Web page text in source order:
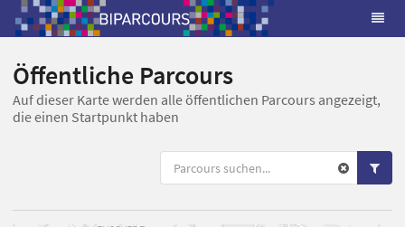
Öffentliche Parcours
Auf dieser Karte werden alle öffentlichen Parcours angezeigt,
die einen Startpunkt haben